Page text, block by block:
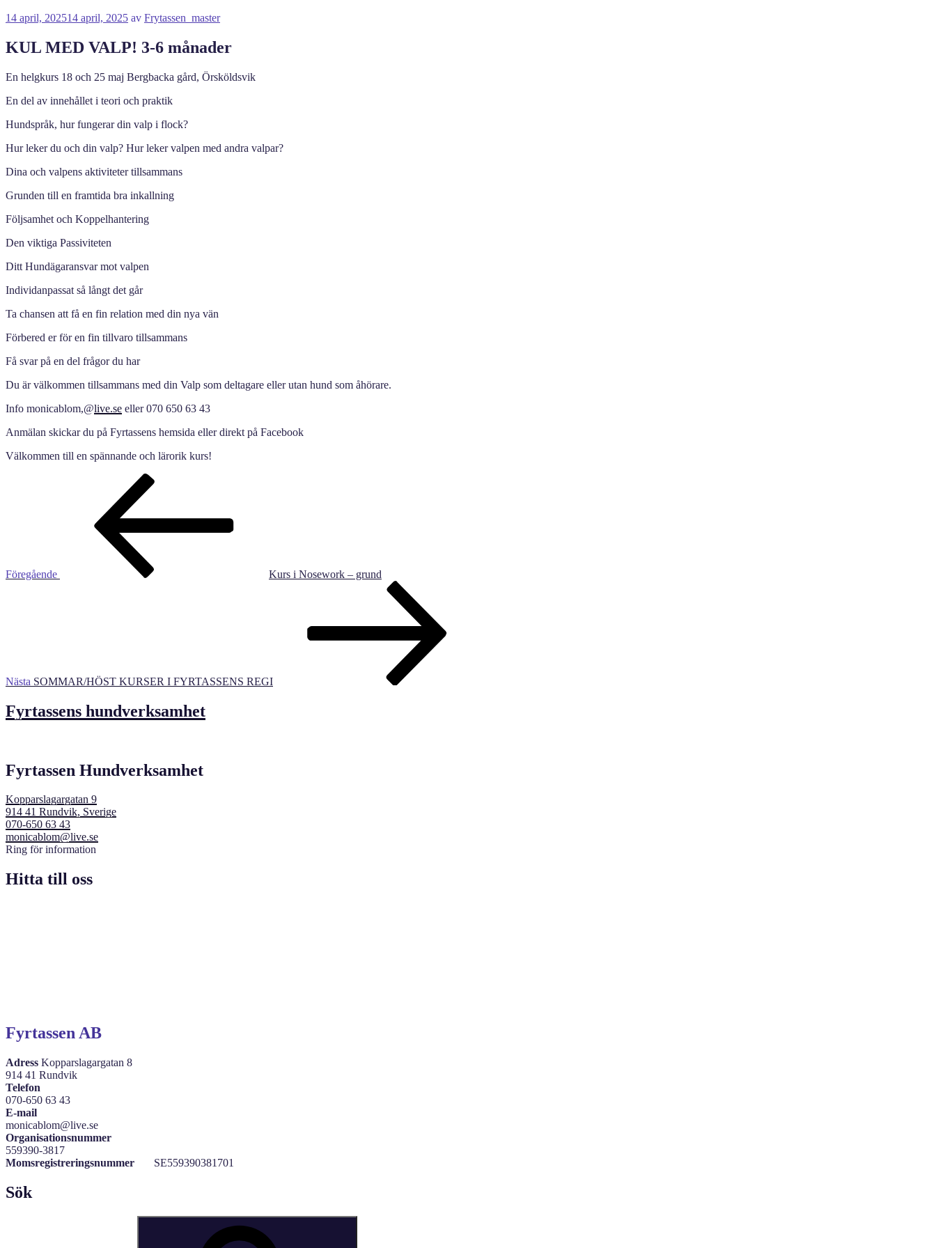
Publicerat
14 april, 202514 april, 2025 av Frytassen_master
KUL MED VALP! 3-6 månader
En helgkurs 18 och 25 maj Bergbacka gård, Örsköldsvik
En del av innehållet i teori och praktik
Hundspråk, hur fungerar din valp i flock?
Hurleker du och din valp? Hur leker valpen med andra valpar?
Dina och valpens aktiviteter tillsammans
Grunden till en framtida bra inkallning
Följsamhet och Koppelhantering
Den viktiga Passiviteten
Ditt Hundägaransvar mot valpen
Individanpassat så långt det går
Ta chansen att få en fin relation med din nya vän
Förbered er för en fin tillvaro tillsammans
Få svar på en del frågor du har
Du är välkommen tillsammans med din Valp som deltagare eller utan hund som åhörare.
Info monicablom,@live.se eller 070 650 63 43
Anmälan skickar du på Fyrtassens hemsida eller direkt på Facebook
Välkommen till en spännande och lärorik kurs!
Inläggsnavigering
Föregående
Kurs i Nosework – grund
Nästa SOMMAR/HÖST KURSER I FYRTASSENS REGI
Fyrtassens hundverksamhet
Fyrtassen Hundverksamhet
Kopparslagargatan 9
914 41 Rundvik, Sverige
070-650 63 43
monicablom@live.se
Ring för information
Hitta till oss
Fyrtassen AB
Adress Kopparslagargatan 8
914 41 Rundvik
Telefon
070-650 63 43
E-mail
monicablom@live.se
Organisationsnummer
559390-3817
Momsregistreringsnummer
SE559390381701
Sök